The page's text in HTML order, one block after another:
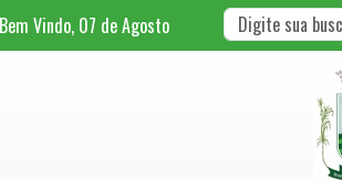
Vindo, 07 deAgosto